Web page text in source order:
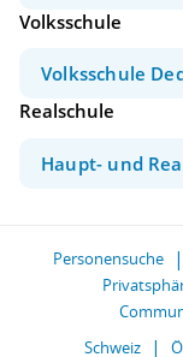
Volksschule
Volksschule
Realschule
Haupt- und
Personensuche
Schweiz